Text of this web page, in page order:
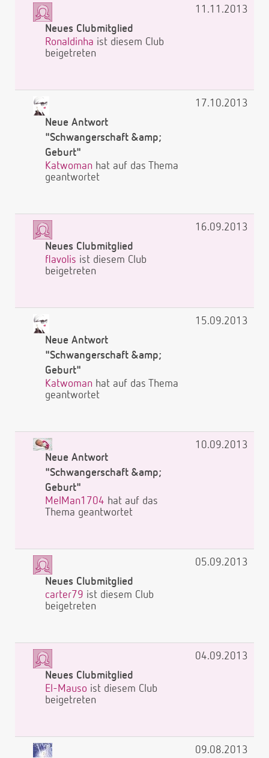
Neues Clubmitglied
Ronaldinha ist diesem Club
beigetreten
11.11.2013
Neue Antwort
"Schwangerschaft &amp;
Geburt"
Katwoman hat auf das Thema
geantwortet
17.10.2013
Neues Clubmitglied
flavolis ist diesem Club
beigetreten
16.09.2013
Neue Antwort
"Schwangerschaft &amp;
Geburt"
Katwoman hat auf das Thema
geantwortet
15.09.2013
Neue Antwort
"Schwangerschaft &amp;
Geburt"
MelMan1704 hat auf das
Thema geantwortet
10.09.2013
Neues Clubmitglied
carter79 ist diesem Club
beigetreten
05.09.2013
Neues Clubmitglied
El-Mauso ist diesem Club
beigetreten
04.09.2013
09.08.2013